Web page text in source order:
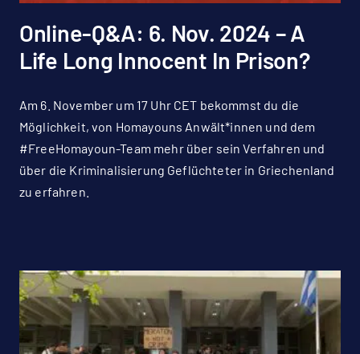
Online-Q&A: 6. Nov. 2024 – A
Life Long Innocent In Prison?
Am 6. November um 17 Uhr CET bekommst du die
Möglichkeit, von Homayouns Anwält*innen und dem
#FreeHomayoun-Team mehr über sein Verfahren und
über die Kriminalisierung Geflüchteter in Griechenland
zu erfahren.